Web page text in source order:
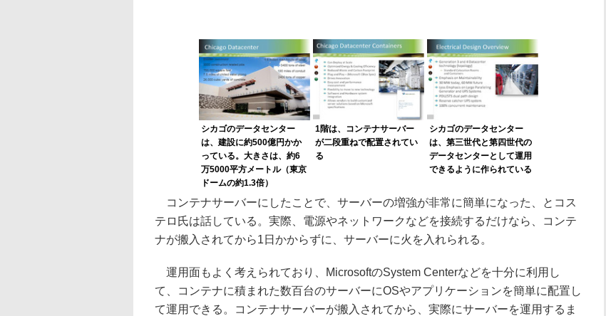
シカゴのデータセンター
は、建設に約500億円かか
っている。大きさは、約6
万5000平方メートル（東京
ドームの約1.3倍）
1階は、コンテナサーバー
が二段重ねで配置されてい
る
シカゴのデータセンター
は、第三世代と第四世代の
データセンターとして運用
できるように作られている
コンテナサーバーにしたことで、サーバーの増強が非常に簡単になった、とコス
テロ氏は話している。実際、電源やネットワークなどを接続するだけなら、コンテ
ナが搬入されてから1日かからずに、サーバーに火を入れられる。
運用面もよく考えられており、MicrosoftのSystem Centerなどを十分に利用し
て、コンテナに積まれた数百台のサーバーにOSやアプリケーションを簡単に配置し
て運用できる。コンテナサーバーが搬入されてから、実際にサーバーを運用するま